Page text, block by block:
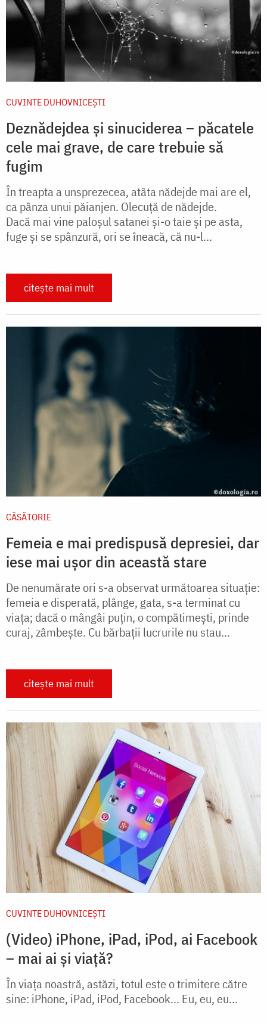
CUVINTE DUHOVNICEȘTI
Deznădejdea și sinuciderea – păcatele
cele mai grave, de care trebuie să
fugim
În treapta a unsprezecea, atâta nădejde mai are el,
ca pânza unui păianjen. Olecuţă de nădejde.
Dacă mai vine paloşul satanei şi-o taie şi pe asta,
fuge şi se spânzură, ori se îneacă, că nu-l...
citește mai mult
CĂSĂTORIE
Femeia e mai predispusă depresiei, dar
iese mai ușor din această stare
De nenumărate ori s-a observat următoarea situaţie:
femeia e disperată, plânge, gata, s-a terminat cu
viaţa; dacă o mângâi puţin, o compătimeşti, prinde
curaj, zâmbeşte. Cu bărbaţii lucrurile nu stau...
citește mai mult
CUVINTE DUHOVNICEȘTI
(Video) iPhone, iPad, iPod, ai Facebook
– mai ai și viață?
În viața noastră, astăzi, totul este o trimitere către
sine: iPhone, iPad, iPod, Facebook... Eu, eu, eu...